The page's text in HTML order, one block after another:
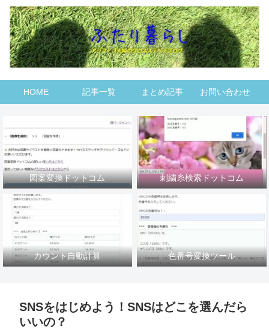
HOME 記事一覧 まとめ記事 お問い合わせ
図案変換ドットコム 刺繍糸検索ドットコム
カウント自動計算 色番号変換ツール
SNSをはじめよう！SNSはどこを選んだら
いいの？